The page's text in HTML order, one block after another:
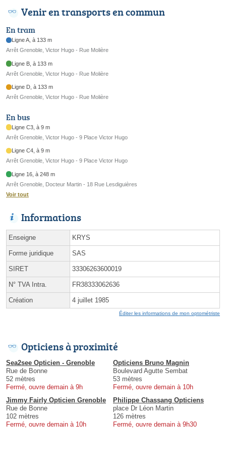
Venir en transports en commun
En tram
Ligne A, à 133 m
Arrêt Grenoble, Victor Hugo - Rue Molière
Ligne B, à 133 m
Arrêt Grenoble, Victor Hugo - Rue Molière
Ligne D, à 133 m
Arrêt Grenoble, Victor Hugo - Rue Molière
En bus
Ligne C3, à 9 m
Arrêt Grenoble, Victor Hugo - 9 Place Victor Hugo
Ligne C4, à 9 m
Arrêt Grenoble, Victor Hugo - 9 Place Victor Hugo
Ligne 16, à 248 m
Arrêt Grenoble, Docteur Martin - 18 Rue Lesdiguières
Voir tout
Informations
Enseigne KRYS
Forme juridique SAS
SIRET 33306263600019
N° TVA Intra. FR38333062636
Création 4 juillet 1985
Éditer les informations de mon optométriste
Opticiens à proximité
Sea2see Opticien - Grenoble
Rue de Bonne
52 mètres
Fermé, ouvre demain à 9h
Opticiens Bruno Magnin
Boulevard Agutte Sembat
53 mètres
Fermé, ouvre demain à 10h
Jimmy Fairly Opticien Grenoble
Rue de Bonne
102 mètres
Fermé, ouvre demain à 10h
Philippe Chassang Opticiens
place Dr Léon Martin
126 mètres
Fermé, ouvre demain à 9h30